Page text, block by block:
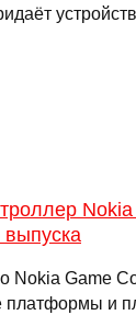
выпуска
Nokia Game
и